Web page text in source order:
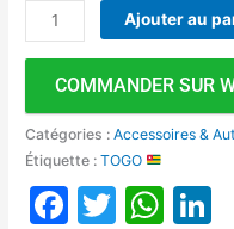
Ajouter au
COMMANDER SUR
Catégories :Accessoires &
Étiquette :TOGO
Facebook
Twitter